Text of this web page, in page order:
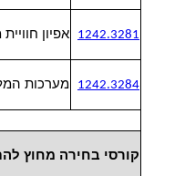
1242.3281 אפיון
1242.3284 מערכות
קורסי בחירה מחוץ